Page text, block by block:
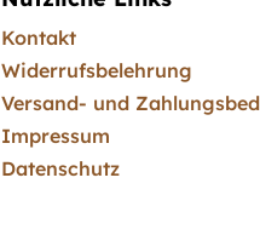
Kontakt
Widerrufsbelehrung
Versand- und
Impressum
Datenschutz